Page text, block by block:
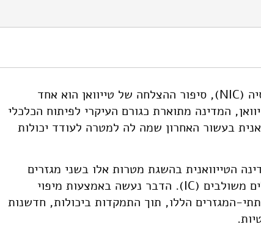
מבין המדינות המתועשות החדשות במזרח אסיה (NIC), סיפור ההצלחה של טייוואן הוא אחד
המדינה מתוארת כגורם העיקרי לפיתוח הכלכלי
בעשור האחרון שמה לה למטרה לעודד יכולות
הטייוואנית בהשגת מטרות אלו בשני מגזרים
מרכזיים בתעשיית ה-IT: תוכנה ועיצוב מעגלים משולבים (IC). הדבר נעשה באמצעות מיפוי
המגזרים הללו, תוך התמקדות ביכולות, חדשנות